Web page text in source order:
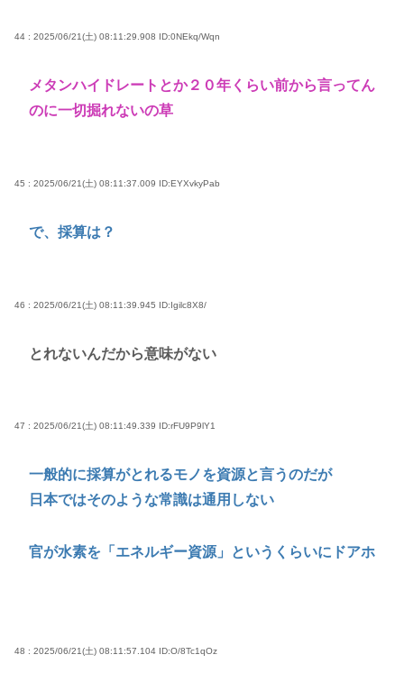
44 : 2025/06/21(土) 08:11:29.908 ID:0NEkq/Wqn
メタンハイドレートとか２０年くらい前から言ってん
のに一切掘れないの草
45 : 2025/06/21(土) 08:11:37.009 ID:EYXvkyPab
で、採算は？
46 : 2025/06/21(土) 08:11:39.945 ID:Igilc8X8/
とれないんだから意味がない
47 : 2025/06/21(土) 08:11:49.339 ID:rFU9P9lY1
一般的に採算がとれるモノを資源と言うのだが
日本ではそのような常識は通用しない
官が水素を「エネルギー資源」というくらいにドアホ
48 : 2025/06/21(土) 08:11:57.104 ID:O/8Tc1qOz